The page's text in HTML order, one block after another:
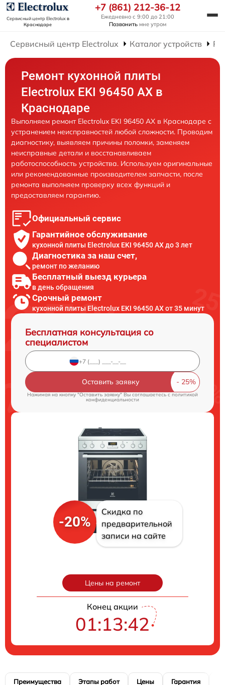
Сервисный центр Electroluxв
Краснодаре
+7 (861) 212-36-12
Ежедневно с 9:00 до 21:00
Позвонить мне утром
Сервисный центр Electrolux Каталог устройств
Ремонт кухонной плиты
Electrolux EKI 96450 AX в
Краснодаре
Выполняем ремонт Electrolux EKI 96450 AX в Краснодаре с
устранением неисправностей любой сложности. Проводим
диагностику, выявляем причины поломки, заменяем
неисправные детали и восстанавливаем
работоспособность устройства. Используем оригинальные
или рекомендованные производителем запчасти, после
ремонта выполняем проверку всех функций и
предоставляем гарантию.
Официальный сервис
Гарантийное обслуживание
кухонной плиты Electrolux EKI 96450 AX до 3 лет
Диагностика за наш счет,
ремонт по желанию
Бесплатный выезд курьера
в день обращения
Срочный ремонт
кухонной плиты Electrolux EKI 96450 AX от 35 минут
Бесплатная консультация со
специалистом
Оставить заявку
Нажимая на кнопку "Оставить заявку" Вы соглашаетесь cполитикой
конфиденциальности
-20%
Скидка по
предварительной
записи на сайте
Цены на ремонт
Конец акции
01:13:41
Преимущества Этапы работ Цены Гарантия